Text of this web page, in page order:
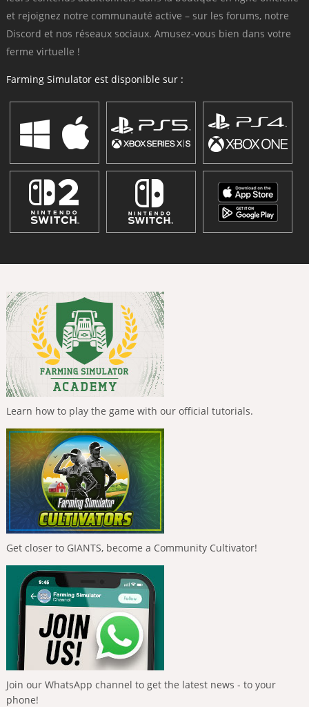
et rejoignez notre communauté active – sur les forums, notre
Discord et nos réseaux sociaux. Amusez-vous bien dans votre
ferme virtuelle !
Farming Simulator est disponible sur :
Learn how to play the game with our official tutorials.
Get closer to GIANTS, become a Community Cultivator!
Join our WhatsApp channel to get the latest news - to your
phone!